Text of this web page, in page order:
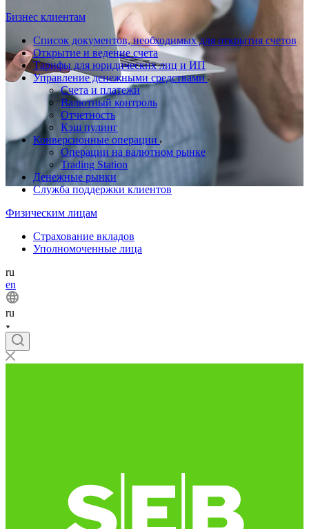
Бизнес клиентам
Список документов, необходимых для открытия счетов
Открытие и ведение счета
Тарифы для юридических лиц и ИП
Управление денежными средствами
Счета и платежи
Валютный контроль
Отчетность
Кэш пулинг
Конверсионные операции
Операции на валютном рынке
Trading Station
Денежные рынки
Служба поддержки клиентов
Физическим лицам
Страхование вкладов
Уполномоченные лица
ru
en
ru